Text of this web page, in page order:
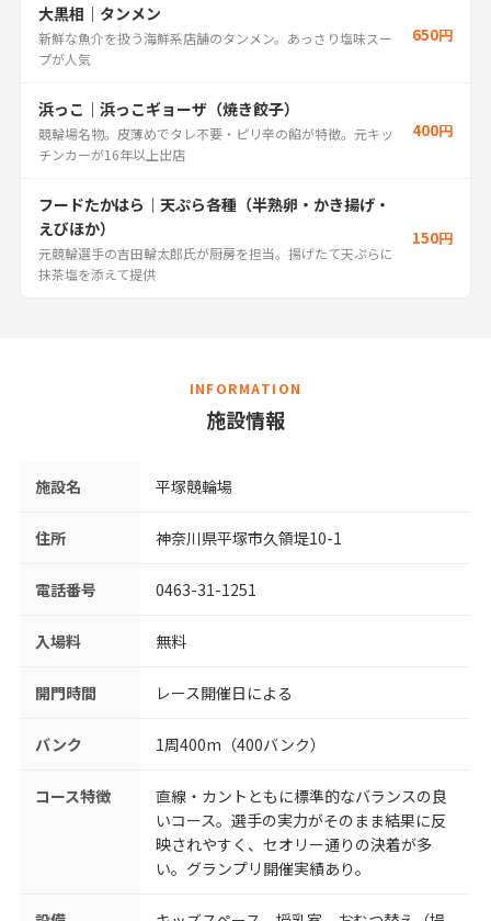
大黒相｜タンメン
新鮮な魚介を扱う海鮮系店舗のタンメン。あっさり塩味スー
プが人気
650円
浜っこ｜浜っこギョーザ（焼き餃子）
競輪場名物。皮薄めでタレ不要・ピリ辛の餡が特徴。元キッ
チンカーが16年以上出店
400円
フードたかはら｜天ぷら各種（半熟卵・かき揚げ・
えびほか）
元競輪選手の吉田輪太郎氏が厨房を担当。揚げたて天ぷらに
抹茶塩を添えて提供
150円
INFORMATION
施設情報
施設名 平塚競輪場
住所 神奈川県平塚市久領堤10-1
電話番号 0463-31-1251
入場料 無料
開門時間 レース開催日による
バンク 1周400m（400バンク）
コース特徴
直線・カントともに標準的なバランスの良
いコース。選手の実力がそのまま結果に反
映されやすく、セオリー通りの決着が多
い。グランプリ開催実績あり。